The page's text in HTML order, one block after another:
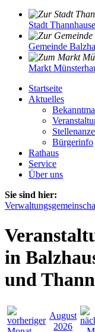
Stadt
Gemeinde
Markt
Startseite
Aktuelles
Bürgerinfo
Rathaus
Service
Über uns
Sie sind hier:
in
und
August
2026